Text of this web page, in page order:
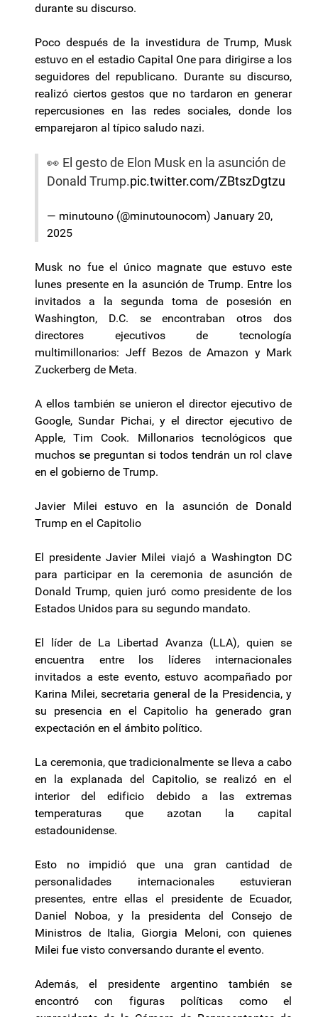
durante su discurso.
Poco después de la investidura de Trump, Musk
estuvo en el estadio Capital One para dirigirse a los
seguidores del republicano. Durante su discurso,
realizó ciertos gestos que no tardaron en generar
repercusiones en las redes sociales, donde los
emparejaron al típico saludo nazi.
👀 El gesto de Elon Musk en la asunción de
Donald Trump.pic.twitter.com/ZBtszDgtzu
— minutouno (@minutounocom) January 20,
2025
Musk no fue el único magnate que estuvo este
lunes presente en la asunción de Trump. Entre los
invitados a la segunda toma de posesión en
Washington, D.C. se encontraban otros dos
directores ejecutivos de tecnología
multimillonarios: Jeff Bezos de Amazon y Mark
Zuckerberg de Meta.
A ellos también se unieron el director ejecutivo de
Google, Sundar Pichai, y el director ejecutivo de
Apple, Tim Cook. Millonarios tecnológicos que
muchos se preguntan si todos tendrán un rol clave
en el gobierno de Trump.
Javier Milei estuvo en la asunción de Donald
Trump en el Capitolio
El presidente Javier Milei viajó a Washington DC
para participar en la ceremonia de asunción de
Donald Trump, quien juró como presidente de los
Estados Unidos para su segundo mandato.
El líder de La Libertad Avanza (LLA), quien se
encuentra entre los líderes internacionales
invitados a este evento, estuvo acompañado por
Karina Milei, secretaria general de la Presidencia, y
su presencia en el Capitolio ha generado gran
expectación en el ámbito político.
La ceremonia, que tradicionalmente se lleva a cabo
en la explanada del Capitolio, se realizó en el
interior del edificio debido a las extremas
temperaturas que azotan la capital
estadounidense.
Esto no impidió que una gran cantidad de
personalidades internacionales estuvieran
presentes, entre ellas el presidente de Ecuador,
Daniel Noboa, y la presidenta del Consejo de
Ministros de Italia, Giorgia Meloni, con quienes
Milei fue visto conversando durante el evento.
Además, el presidente argentino también se
encontró con figuras políticas como el